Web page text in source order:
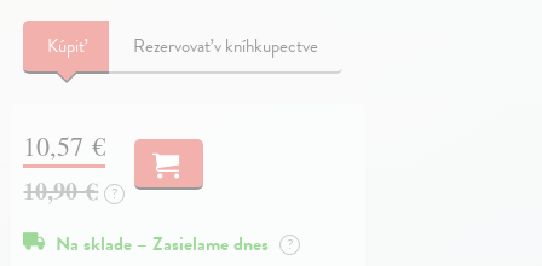
Kúpiť Rezervovať v kníhkupectve
10,57 €
10,90 € ?
Na sklade – Zasielame dnes ?